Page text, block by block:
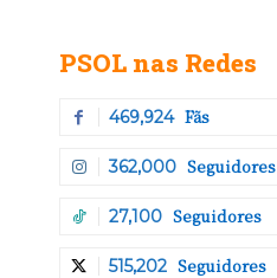
PSOL nas Redes
469,924 Fãs
362,000 Seguidores
27,100 Seguidores
515,202 Seguidores